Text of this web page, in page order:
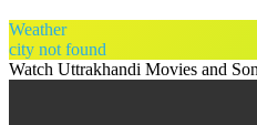
Weather
city not found
Watch Uttrakhandi Movies and